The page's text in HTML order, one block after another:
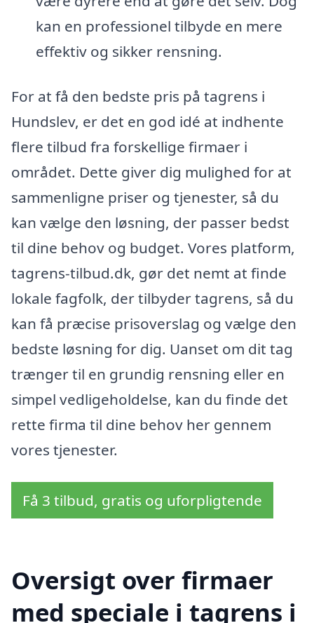
kan en professionel tilbyde en mere
effektiv og sikker rensning.
For at få den bedste pris på tagrens i
Hundslev, er det en god idé at indhente
flere tilbud fra forskellige firmaer i
området. Dette giver dig mulighed for at
sammenligne priser og tjenester, så du
kan vælge den løsning, der passer bedst
til dine behov og budget. Vores platform,
tagrens-tilbud.dk, gør det nemt at finde
lokale fagfolk, der tilbyder tagrens, så du
kan få præcise prisoverslag og vælge den
bedste løsning for dig. Uanset om dit tag
trænger til en grundig rensning eller en
simpel vedligeholdelse, kan du finde det
rette firma til dine behov her gennem
vores tjenester.
Få 3 tilbud, gratis og uforpligtende
Oversigt over firmaer
med speciale i tagrens i